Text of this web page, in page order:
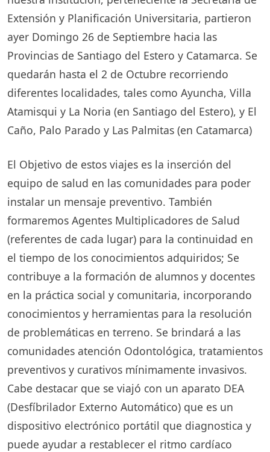
Extensión y Planificación Universitaria, partieron
ayer Domingo 26 de Septiembre hacia las
Provincias de Santiago del Estero y Catamarca. Se
quedarán hasta el 2 de Octubre recorriendo
diferentes localidades, tales como Ayuncha, Villa
Atamisqui y La Noria (en Santiago del Estero), y El
Caño, Palo Parado y Las Palmitas (en Catamarca)
El Objetivo de estos viajes es la inserción del
equipo de salud en las comunidades para poder
instalar un mensaje preventivo. También
formaremos Agentes Multiplicadores de Salud
(referentes de cada lugar) para la continuidad en
el tiempo de los conocimientos adquiridos; Se
contribuye a la formación de alumnos y docentes
en la práctica social y comunitaria, incorporando
conocimientos y herramientas para la resolución
de problemáticas en terreno. Se brindará a las
comunidades atención Odontológica, tratamientos
preventivos y curativos mínimamente invasivos.
Cabe destacar que se viajó con un aparato DEA
(Desfíbrilador Externo Automático) que es un
dispositivo electrónico portátil que diagnostica y
puede ayudar a restablecer el ritmo cardíaco